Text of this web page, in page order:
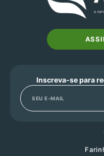
Inscreva-se para